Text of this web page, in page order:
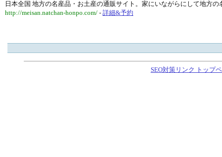
日本全国 地方の名産品・お土産の通販サイト。家にいながらにして地方
http://meisan.natchan-honpo.com/ - 詳細&予約
SEO対策リンク トップ